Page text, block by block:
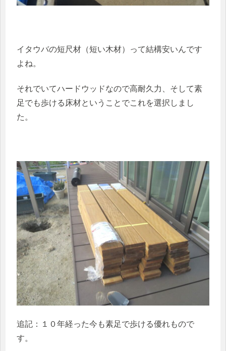
イタウバの短尺材（短い木材）って結構安いんです
よね。
それでいてハードウッドなので高耐久力、そして素
足でも歩ける床材ということでこれを選択しまし
た。
追記：１０年経った今も素足で歩ける優れもので
す。